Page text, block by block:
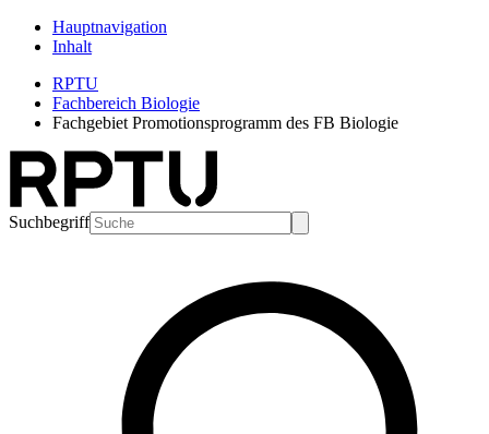
Hauptnavigation
Inhalt
RPTU
Fachbereich Biologie
Fachgebiet Promotionsprogramm des FB Biologie
Suchbegriff